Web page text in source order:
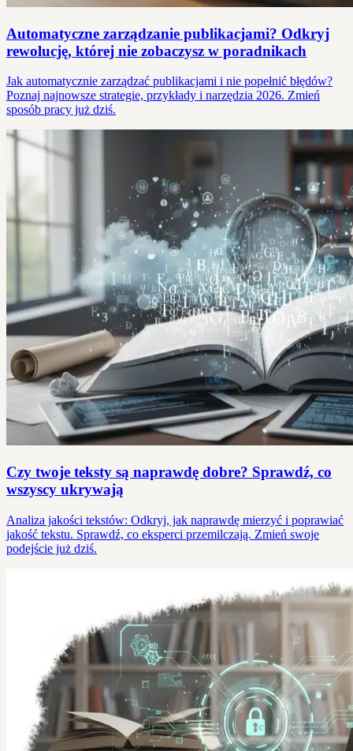
Automatyczne zarządzanie publikacjami? Odkryj
rewolucję, której nie zobaczysz w poradnikach
Jak automatycznie zarządzać publikacjami i nie popełnić błędów?
Poznaj najnowsze strategie, przykłady i narzędzia 2026. Zmień
sposób pracy już dziś.
Czy twoje teksty są naprawdę dobre? Sprawdź, co
wszyscy ukrywają
Analiza jakości tekstów: Odkryj, jak naprawdę mierzyć i poprawiać
jakość tekstu. Sprawdź, co eksperci przemilczają. Zmień swoje
podejście już dziś.